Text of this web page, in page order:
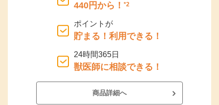
440円から！ *2
ポイントが
貯まる！利用できる！
24時間365日
獣医師に相談できる！
商品詳細へ